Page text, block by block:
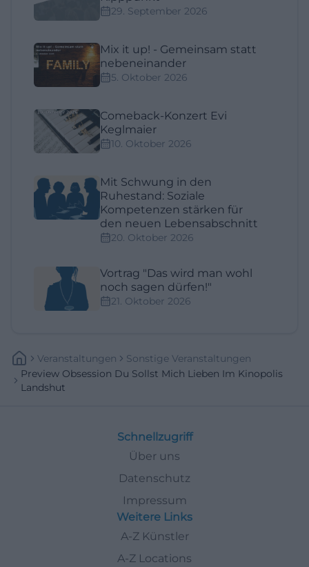
29. September 2026
Mix it up! - Gemeinsam statt
nebeneinander
5. Oktober 2026
Comeback-Konzert Evi
Keglmaier
10. Oktober 2026
Mit Schwung in den
Ruhestand: Soziale
Kompetenzen stärken für
den neuen Lebensabschnitt
20. Oktober 2026
Vortrag "Das wird man wohl
noch sagen dürfen!"
21. Oktober 2026
Veranstaltungen
Sonstige Veranstaltungen
Preview Obsession Du Sollst Mich Lieben Im Kinopolis
Landshut
Schnellzugriff
Über uns
Datenschutz
Impressum
Weitere Links
A-Z Künstler
A-Z Locations